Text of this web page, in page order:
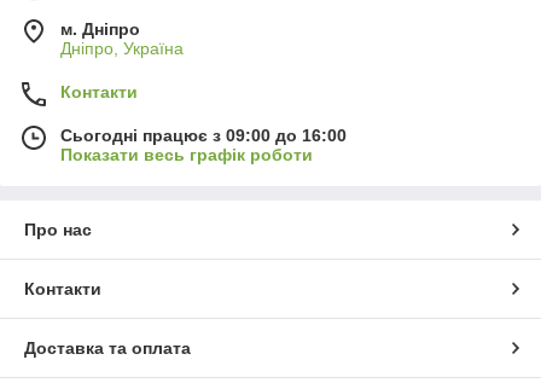
м. Дніпро
Дніпро, Україна
Контакти
Сьогодні працює з 09:00 до 16:00
Показати весь графік роботи
Про нас
Контакти
Доставка та оплата